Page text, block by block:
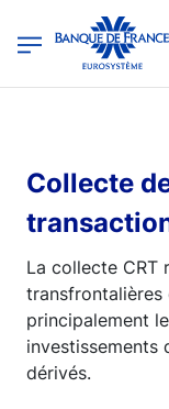
Banque de France -
Collecte
La collecte CRT
transfrontalières
principalement
investissements
dérivés.